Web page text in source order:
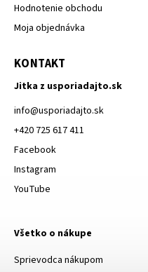
Hodnotenie obchodu
Moja objednávka
KONTAKT
Jitka z usporiadajto.sk
info@usporiadajto.sk
+420 725 617 411
Facebook
Instagram
YouTube
Všetko o nákupe
Sprievodca nákupom